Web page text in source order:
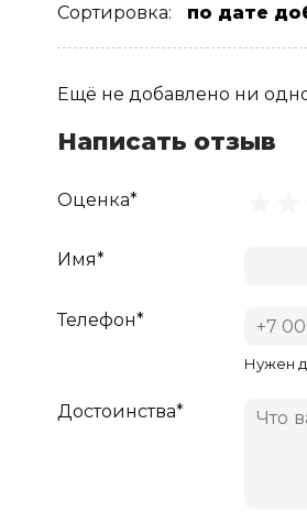
Сортировка: по дате
Ещё не добавлено ни
Написать отзыв
Оценка*
Имя*
Телефон*
Нужен
Достоинства*